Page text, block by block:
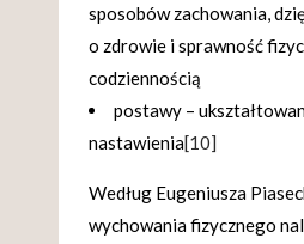
sposobów zachowania,
o zdrowie i sprawność
codziennością
postawy –
nastawienia[10]
Według Eugeniusza
wychowania fizycznego